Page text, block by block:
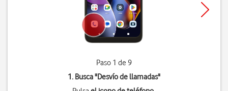
Paso 1 de 9
1. Busca "Desvío de llamadas"